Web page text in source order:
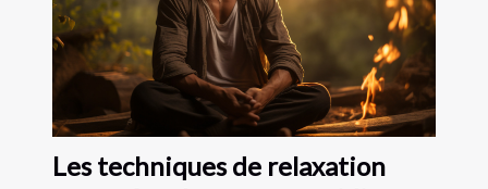
Les techniques de relaxation